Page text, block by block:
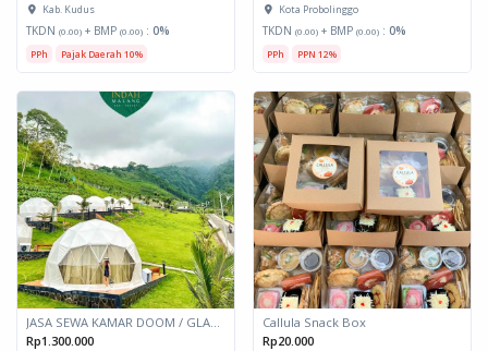
Kab. Kudus
TKDN (0.00) + BMP (0.00) : 0%
PPh Pajak Daerah 10%
Kota Probolinggo
TKDN (0.00) + BMP (0.00) : 0%
PPh PPN 12%
JASA SEWA KAMAR DOOM / GLAMPING kapasitas 6 orang
Rp1.300.000
Callula Snack Box
Rp20.000